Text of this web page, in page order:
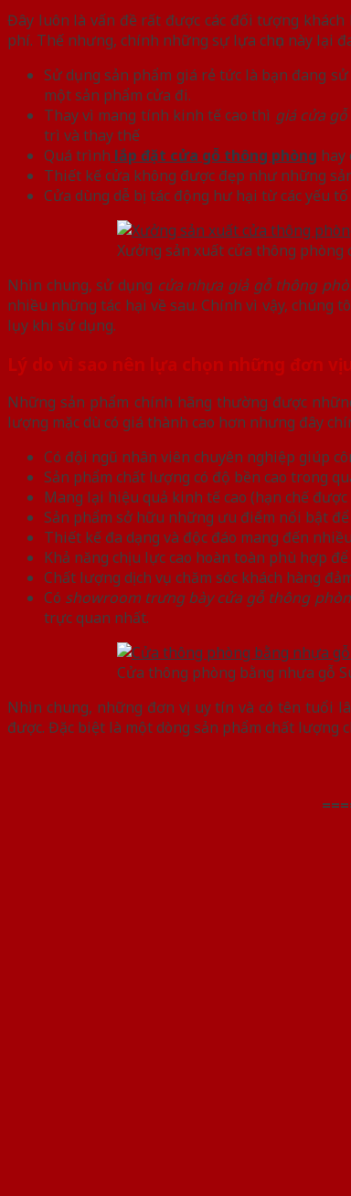
Đây luôn là vấn đề rất được các đối tượng khách
phí. Thế nhưng, chính những sự lựa chọn này lại
Sử dụng sản phẩm giá rẻ tức là bạn đang
một sản phẩm cửa đi.
Thay vì mang tính kinh tế cao thì giá cửa
trì và thay thế
Quá trình lắp đặt cửa gỗ thông phòng hay
Thiết kế cửa không được đẹp như những
Cửa dùng dễ bị tác động hư hại từ các yếu
Xưởng sản xuất cửa thông phòng
Nhìn chung, sử dụng cửa nhựa giả gỗ thông
nhiều những tác hại về sau. Chính vì vậy, chúng
lụy khi sử dụng.
Lý do vì sao nên lựa chọn những đơn vị
Những sản phẩm chính hãng thường được
lượng mặc dù có giá thành cao hơn nhưng đây
Có đội ngũ nhân viên chuyên nghiệp giúp
Sản phẩm chất lượng có độ bền cao trong
Mang lại hiệu quả kinh tế cao (hạn chế
Sản phẩm sở hữu những ưu điểm nổi bật
Thiết kế đa dạng và độc đáo mang đến
Khả năng chịu lực cao hoàn toàn phù hợp
Chất lượng dịch vụ chăm sóc khách hàng
Có showroom trưng bày cửa gỗ thông
trực quan nhất.
Cửa thông phòng bằng nhựa gỗ
Nhìn chung, những đơn vị uy tín và có tên tuổi
được. Đặc biệt là một dòng sản phẩm chất lượng